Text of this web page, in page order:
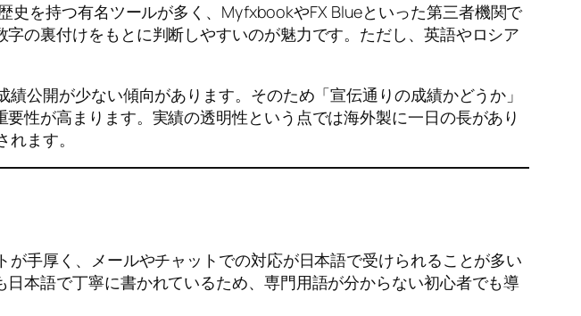
史を持つ有名ツールが多く、MyfxbookやFX Blueといった第三者機関で
の裏付けをもとに判断しやすいのが魅力です。ただし、英語やロシア
公開が少ない傾向があります。そのため「宣伝通りの成績かどうか」
性が高まります。実績の透明性という点では海外製に一日の長があり
ます。
手厚く、メールやチャットでの対応が日本語で受けられることが多い
本語で丁寧に書かれているため、専門用語が分からない初心者でも導